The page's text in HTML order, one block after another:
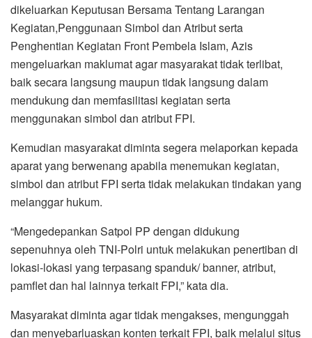
dikeluarkan Keputusan Bersama Tentang Larangan
Kegiatan,Penggunaan Simbol dan Atribut serta
Penghentian Kegiatan Front Pembela Islam, Azis
mengeluarkan maklumat agar masyarakat tidak terlibat,
baik secara langsung maupun tidak langsung dalam
mendukung dan memfasilitasi kegiatan serta
menggunakan simbol dan atribut FPI.
Kemudian masyarakat diminta segera melaporkan kepada
aparat yang berwenang apabila menemukan kegiatan,
simbol dan atribut FPI serta tidak melakukan tindakan yang
melanggar hukum.
“Mengedepankan Satpol PP dengan didukung
sepenuhnya oleh TNI-Polri untuk melakukan penertiban di
lokasi-lokasi yang terpasang spanduk/ banner, atribut,
pamflet dan hal lainnya terkait FPI,” kata dia.
Masyarakat diminta agar tidak mengakses, mengunggah
dan menyebarluaskan konten terkait FPI, baik melalui situs